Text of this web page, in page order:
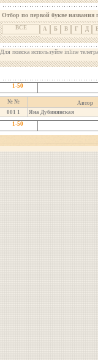
Отбор по первой букве названия
ВСЕ А Б В Г Д
Для поиска используйте inline
1-50
№ №
Автор
001 1
Яна Дубинянская
1-50